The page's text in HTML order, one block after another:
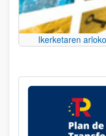
Ikerketaren